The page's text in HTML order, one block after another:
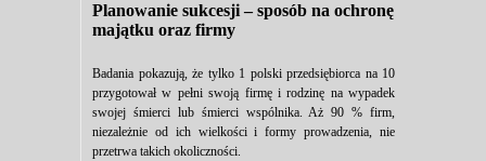
Planowanie sukcesji – sposób na ochronę
majątku oraz firmy
Badania pokazują, że tylko 1 polski przedsiębiorca na 10
przygotował w pełni swoją firmę i rodzinę na wypadek
swojej śmierci lub śmierci wspólnika. Aż 90 % firm,
niezależnie od ich wielkości i formy prowadzenia, nie
przetrwa takich okoliczności.